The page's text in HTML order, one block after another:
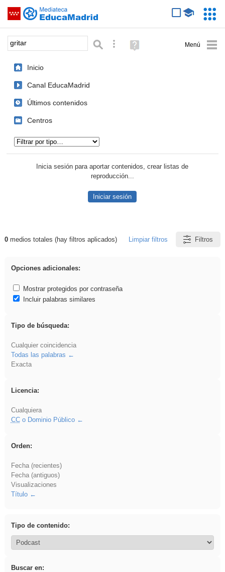
Saltar navegación
Palabra o frase: Búsqueda avanzada
Ayuda
(en
Inicio
Canal EducaMadrid
Últimos contenidos
Centros
Inicia sesión para aportar contenidos, crear listas de
reproducción...
Iniciar sesión
Resultados de: gritar
0medios totales (hay filtros aplicados) Limpiar filtros Filtros
Opciones adicionales:
Mostrar protegidos por contraseña
Incluir palabras similares
Tipo de búsqueda:
Cualquier coincidencia
Todas las palabras
Exacta
Licencia:
Cualquiera
CCo Dominio Público
Orden:
Fecha (recientes)
Fecha (antiguos)
Visualizaciones
Título
Tipo de contenido:
Buscar en: